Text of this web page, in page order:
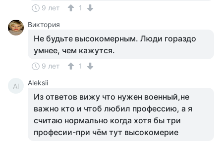
9 лет
1
Виктория
Не будьте высокомерным. Люди гораздо
умнее, чем кажутся.
9 лет 1
Al Aleksii
Из ответов вижу что нужен военный,не
важно кто и чтоб любил профессию, а я
считаю нормально когда хотя бы три
професии-при чём тут высокомерие